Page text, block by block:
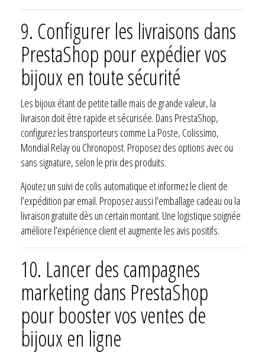
9. Configurer les livraisons dans
PrestaShop pour expédier vos
bijoux en toute sécurité
Les bijoux étant de petite taille mais de grande valeur, la
livraison doit être rapide et sécurisée. Dans PrestaShop,
configurez les transporteurs comme La Poste, Colissimo,
Mondial Relay ou Chronopost. Proposez des options avec ou
sans signature, selon le prix des produits.
Ajoutez un suivi de colis automatique et informez le client de
l’expédition par email. Proposez aussi l’emballage cadeau ou la
livraison gratuite dès un certain montant. Une logistique soignée
améliore l’expérience client et augmente les avis positifs.
10. Lancer des campagnes
marketing dans PrestaShop
pour booster vos ventes de
bijoux en ligne